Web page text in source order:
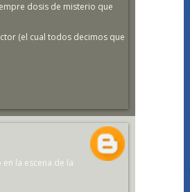
dosis de misterio que
(el cual todos decimos que
la escena de la